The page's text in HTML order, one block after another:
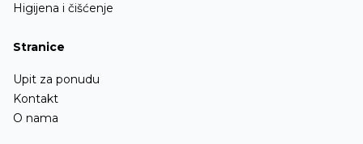
Higijena i čišćenje
Stranice
Upit za ponudu
Kontakt
O nama